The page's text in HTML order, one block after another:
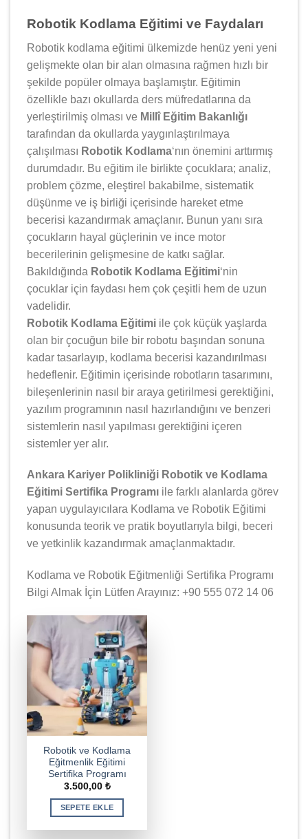
Robotik Kodlama Eğitimi ve Faydaları
Robotik kodlama eğitimi ülkemizde henüz yeni yeni
gelişmekte olan bir alan olmasına rağmen hızlı bir
şekilde popüler olmaya başlamıştır. Eğitimin
özellikle bazı okullarda ders müfredatlarına da
yerleştirilmiş olması ve Millî Eğitim Bakanlığı
tarafından da okullarda yaygınlaştırılmaya
çalışılması Robotik Kodlama‘nın önemini arttırmış
durumdadır. Bu eğitim ile birlikte çocuklara; analiz,
problem çözme, eleştirel bakabilme, sistematik
düşünme ve iş birliği içerisinde hareket etme
becerisi kazandırmak amaçlanır. Bunun yanı sıra
çocukların hayal güçlerinin ve ince motor
becerilerinin gelişmesine de katkı sağlar.
Bakıldığında Robotik Kodlama Eğitimi‘nin
çocuklar için faydası hem çok çeşitli hem de uzun
vadelidir.
Robotik Kodlama Eğitimi ile çok küçük yaşlarda
olan bir çocuğun bile bir robotu başından sonuna
kadar tasarlayıp, kodlama becerisi kazandırılması
hedeflenir. Eğitimin içerisinde robotların tasarımını,
bileşenlerinin nasıl bir araya getirilmesi gerektiğini,
yazılım programının nasıl hazırlandığını ve benzeri
sistemlerin nasıl yapılması gerektiğini içeren
sistemler yer alır.
Ankara Kariyer Polikliniği Robotik ve Kodlama
Eğitimi Sertifika Programı ile farklı alanlarda görev
yapan uygulayıcılara Kodlama ve Robotik Eğitimi
konusunda teorik ve pratik boyutlarıyla bilgi, beceri
ve yetkinlik kazandırmak amaçlanmaktadır.
Kodlama ve Robotik Eğitmenliği Sertifika Programı
Bilgi Almak İçin Lütfen Arayınız: +90 555 072 14 06
Robotik ve Kodlama
Eğitmenlik Eğitimi
Sertifika Programı
3.500,00 ₺
SEPETE EKLE